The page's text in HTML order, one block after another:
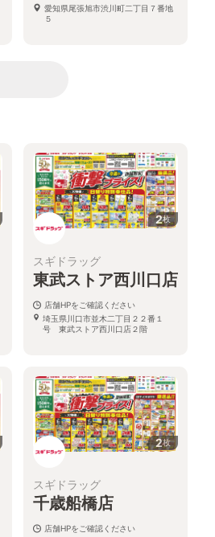
愛知県尾張旭市渋川町二丁目７番地
５
2枚
スギドラッグ
東武ストア西川口店
店舗HPをご確認ください
埼玉県川口市並木二丁目２２番１
号 東武ストア西川口店２階
2枚
スギドラッグ
千歳船橋店
店舗HPをご確認ください